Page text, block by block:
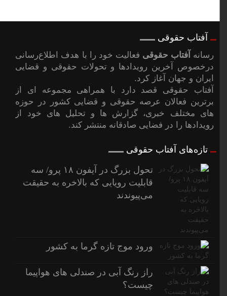
آفتاب حقوقی
رسانهآفتاب حقوقیفعالیت خود را با هدف اطلاع‌رسانی
درخصوص آخرین رویدادها و تحولات حقوقی و قضایی
ایران و جهان آغاز کرد.
آفتاب حقوقی قصد دارد با همراهی مجموعه ای از
برترین فعالان عرصه حقوقی و قضایی کشور در حوزه
های مختلف خبری، گزارش ها و تحلیل های خود از
رویدادها را در فضایی صادقانه منتشر کند.
تازه‌های آفتاب حقوقی
تحول بزرگ در آیفون ۱۸ پرو/ سه
قابلیت رویایی که بالاخره به حقیقت
می‌پیوندند
ورود موج تازه گرما به کشور
راز رنگ آبی در صندلی های هواپیما
چیست؟